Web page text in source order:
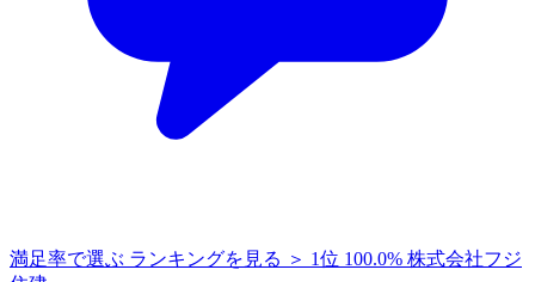
満足率で選ぶ ランキングを見る ＞ 1位 100.0% 株式会社フジ